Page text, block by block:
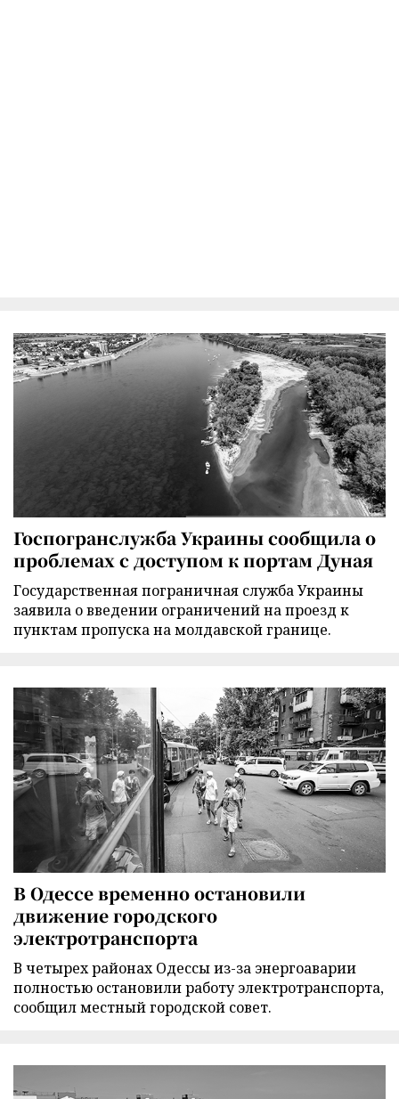
Госпогранслужба Украины сообщила о
проблемах с доступом к портам Дуная
Государственная пограничная служба Украины
заявила о введении ограничений на проезд к
пунктам пропуска на молдавской границе.
В Одессе временно остановили
движение городского
электротранспорта
В четырех районах Одессы из-за энергоаварии
полностью остановили работу электротранспорта,
сообщил местный городской совет.